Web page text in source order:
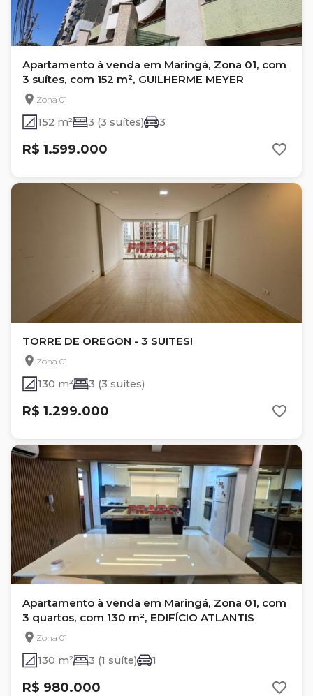
Apartamento à venda em Maringá, Zona 01, com
3 suítes, com 152 m², GUILHERME MEYER
Zona 01
152 m² 3 (3 suítes) 3
R$ 1.599.000
TORRE DE OREGON - 3 SUITES!
Zona 01
130 m² 3 (3 suítes)
R$ 1.299.000
Apartamento à venda em Maringá, Zona 01, com
3 quartos, com 130 m², EDIFÍCIO ATLANTIS
Zona 01
130 m² 3 (1 suíte) 1
R$ 980.000